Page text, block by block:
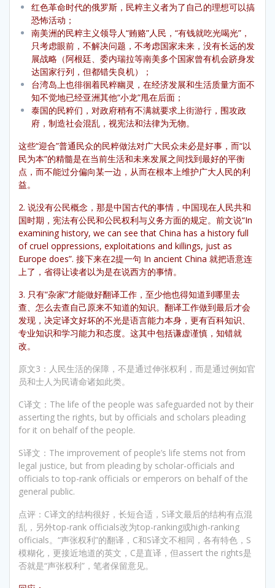
红色革命时代的俄罗斯，民粹主义者为了自己的理想可以搞
恐怖活动；
南美洲的民粹主义领导人“贿赂”人民，“有钱就吃光喝光”，
只考虑眼前，不解决问题，不考虑国家未来，没有长远的发
展战略（阿根廷、委内瑞拉等南美多个国家曾有机会跻身发
达国家行列，但都错失良机）；
台湾岛上也徘徊着民粹幽灵，在经济发展和生活质量方面不
知不觉地已经亚洲其他“小龙”甩在后面；
泰国的民粹们，对政府稍有不满就要求上街游行，围攻政
府，制造社会混乱，视宪法和法律为无物。
这些“迎合”普通民众的民粹做法对广大民众未必是好事，而“以
民为本”的精髓是在当前生活和未来发展之间找到最好的平衡
点，而不能过分偏向某一边，从而在根本上维护广大人民的利
益。
2. 说没有公民概念，那是中国古代的事情，中国现在人民共和
国时期，宪法有公民和公民权利与义务方面的规定。前文说“In
examining history, we can see that China has a history full
of cruel oppressions, exploitations and killings, just as
Europe does”. 接下来在2提一句 In ancient China 就把语意连
上了，省得让读者以为是在说西方的事情。
3. 只有“杂家”才能做好翻译工作，至少他也得知道到哪里去
查、怎么去查自己原来不知道的知识。翻译工作做到最后才会
发现，决定译文好坏的不光是语言能力本身，更有百科知识、
专业知识和学习能力和态度。这其中包括谦虚谨慎，知错就
改。
原文3：人民生活的保障，不是通过伸张权利，而是通过例如官
员和士人为民请命诸如此类。
C译文：The life of the people was safeguarded not by their
asserting the rights, but by officials and scholars pleading
for it on behalf of the people.
S译文：The improvement of people’s life stems not from
legal justice, but from pleading by scholar-officials and
officials to top-rank officials or emperors on behalf of the
general public.
点评：C译文的结构很好，长短合适，S译文最后的结构有点混
乱，另外top-rank officials改为top-ranking或high-ranking
officials。“声张权利”的翻译，C和S译文不相同，各有特色，S
模糊化，更接近地道的英文，C是直译，但assert the rights是
否就是“声张权利”，笔者保留意见。